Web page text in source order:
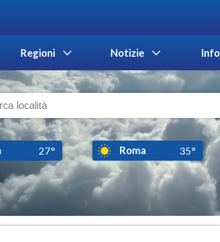
Regioni Notizie Info
27° Roma 35°